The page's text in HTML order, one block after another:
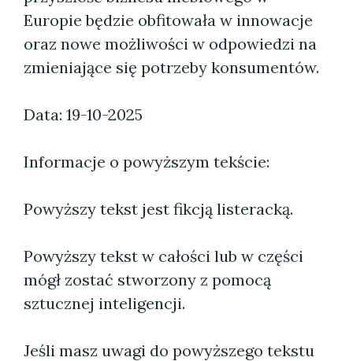
Europie będzie obfitowała w innowacje
oraz nowe możliwości w odpowiedzi na
zmieniające się potrzeby konsumentów.
Data: 19-10-2025
Informacje o powyższym tekście:
Powyższy tekst jest fikcją listeracką.
Powyższy tekst w całości lub w części
mógł zostać stworzony z pomocą
sztucznej inteligencji.
Jeśli masz uwagi do powyższego tekstu